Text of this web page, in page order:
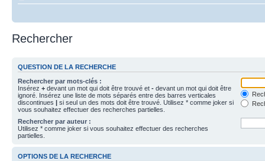
Rechercher
QUESTION DE LA RECHERCHE
Rechercher par mots-clés :
Insérez + devant un mot qui doit être trouvé et - devant un mot qui doit être
ignoré. Insérez une liste de mots séparés entre des barres verticales
discontinues | si seul un des mots doit être trouvé. Utilisez * comme joker si
vous souhaitez effectuer des recherches partielles.
Rechercher par auteur :
Utilisez * comme joker si vous souhaitez effectuer des recherches
partielles.
OPTIONS DE LA RECHERCHE